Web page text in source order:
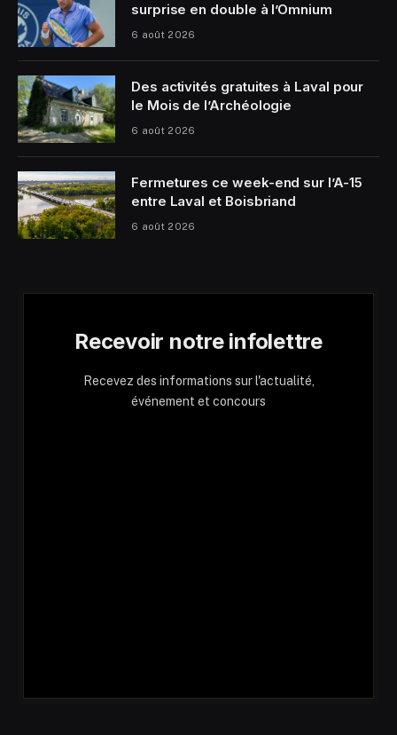
surprise en double à l’Omnium
6 août 2026
Des activités gratuites à Laval pour
le Mois de l’Archéologie
6 août 2026
Fermetures ce week-end sur l’A-15
entre Laval et Boisbriand
6 août 2026
Recevoir notre infolettre
Recevez des informations sur l'actualité,
événement et concours